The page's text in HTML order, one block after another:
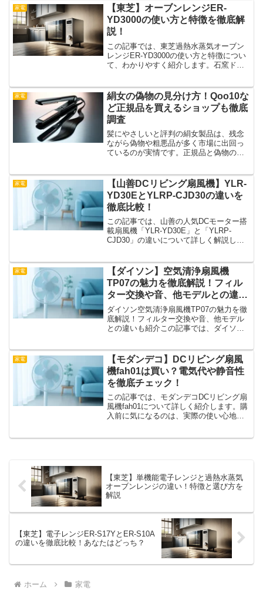
ルがどんな人に合っているのかまで、し
っかり比較し...
家電
【東芝】オーブンレンジER-
YD3000の使い方と特徴を徹底解
説！
この記事では、東芝過熱水蒸気オーブン
レンジER-YD3000の使い方と特徴につい
て、わかりやすく紹介します。石窯ドー
入前に知っておきたいポイントを網羅し
ています。これか...
家電
絹女の偽物の見分け方！Qoo10な
ど正規品を買えるショップも徹底
調査
髪にやさしいと評判の絹女製品は、残念
ながら偽物や粗悪品が多く市場に出回っ
ているのが実情です。正規品と偽物の見
ます。
家電
【山善DCリビング扇風機】YLR-
YD30EとYLRP-CJD30の違いを
徹底比較！
この記事では、山善の人気DCモーター搭
載扇風機「YLR-YD30E」と「YLRP-
CJD30」の違いについて詳しく解説しま
違いがあるため、用途に合わせた選び方
が重要です...
家電
【ダイソン】空気清浄扇風機
TP07の魅力を徹底解説！フィル
ター交換や音、他モデルとの違い
も紹介
ダイソン空気清浄扇風機TP07の魅力を徹
底解説！フィルター交換や音、他モデル
との違いも紹介この記事では、ダイソン
ルター交換の方法、気になる音や風量、
そして他モデルと...
家電
【モダンデコ】DCリビング扇風
機fah01は買い？電気代や静音性
を徹底チェック！
この記事では、モダンデコDCリビング扇
風機fah01について詳しく紹介します。購
入前に気になるのは、実際の使い心地や
【東芝】単機能電子レンジと過熱水蒸気
オーブンレンジの違い！特徴と選び方を
解説
【東芝】電子レンジER-S17YとER-S10A
の違いを徹底比較！あなたはどっち？
ホーム 家電